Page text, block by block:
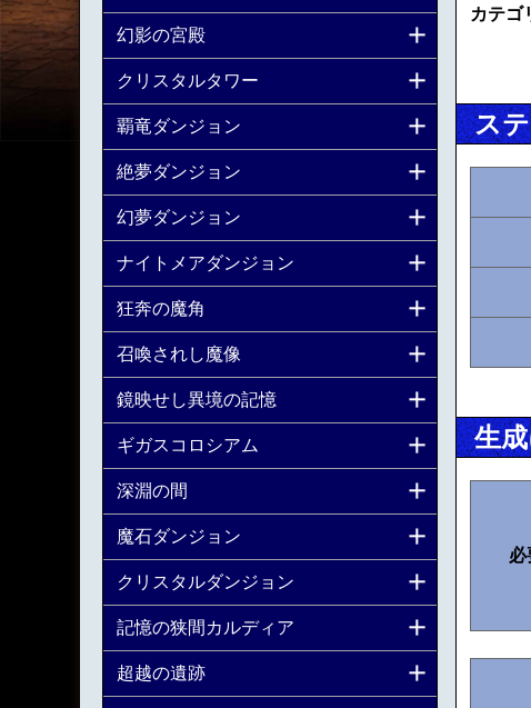
カテゴ
ス
生
必
幻影の宮殿
クリスタルタワー
覇竜ダンジョン
絶夢ダンジョン
幻夢ダンジョン
ナイトメアダンジョン
狂奔の魔角
召喚されし魔像
鏡映せし異境の記憶
ギガスコロシアム
深淵の間
魔石ダンジョン
クリスタルダンジョン
記憶の狭間カルディア
超越の遺跡